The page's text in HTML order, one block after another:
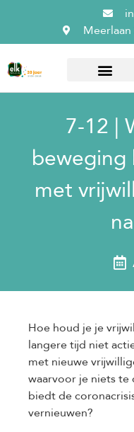
7-12 |
beweging
met
Hoe houd je je
langere tijd niet
met nieuwe
waarvoor je niets te
biedt de
vernieuwen?